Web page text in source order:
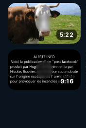
5:22
9:16